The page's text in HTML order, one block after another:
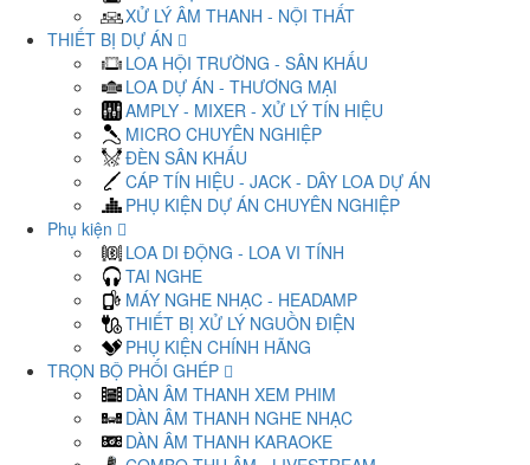
XỬ LÝ ÂM THANH - NỘI THẤT
THIẾT BỊ DỰ ÁN
LOA HỘI TRƯỜNG - SÂN KHẤU
LOA DỰ ÁN - THƯƠNG MẠI
AMPLY - MIXER - XỬ LÝ TÍN HIỆU
MICRO CHUYÊN NGHIỆP
ĐÈN SÂN KHẤU
CÁP TÍN HIỆU - JACK - DÂY LOA DỰ ÁN
PHỤ KIỆN DỰ ÁN CHUYÊN NGHIỆP
Phụ kiện
LOA DI ĐỘNG - LOA VI TÍNH
TAI NGHE
MÁY NGHE NHẠC - HEADAMP
THIẾT BỊ XỬ LÝ NGUỒN ĐIỆN
PHỤ KIỆN CHÍNH HÃNG
TRỌN BỘ PHỐI GHÉP
DÀN ÂM THANH XEM PHIM
DÀN ÂM THANH NGHE NHẠC
DÀN ÂM THANH KARAOKE